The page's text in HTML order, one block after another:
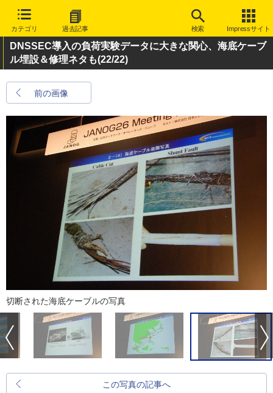
カテゴリ 過去記事 検索 Impressサイト
DNSSEC導入の負荷実験データに大きな関心、海底ケーブ
ル埋設＆修理ネタも(22/22)
前の画像
切断された海底ケーブルの写真
この写真の記事へ